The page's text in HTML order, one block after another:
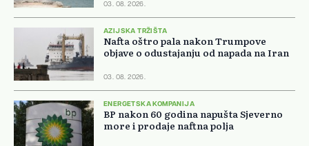
03. 08. 2026.
AZIJSKA TRŽIŠTA
Nafta oštro pala nakon Trumpove
objave o odustajanju od napada na Iran
03. 08. 2026.
ENERGETSKA KOMPANIJA
BP nakon 60 godina napušta Sjeverno
more i prodaje naftna polja